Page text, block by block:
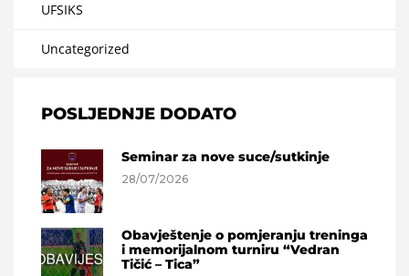
UFSIKS
Uncategorized
POSLJEDNJE DODATO
Seminar za nove suce/sutkinje
28/07/2026
Obavještenje o pomjeranju treninga
i memorijalnom turniru “Vedran
Tičić – Tica”